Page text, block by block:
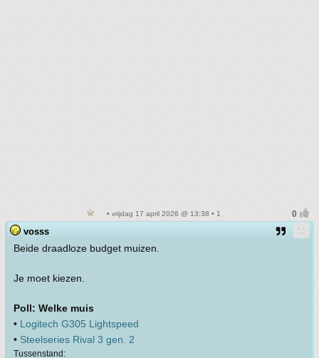
• vrijdag 17 april 2026 @ 13:38 • 1
vosss
Beide draadloze budget muizen.
Je moet kiezen.
Poll: Welke muis
• Logitech G305 Lightspeed
• Steelseries Rival 3 gen. 2
Tussenstand: